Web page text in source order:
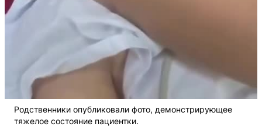
Родственники опубликовали фото, демонстрирующее
тяжелое состояние пациентки.